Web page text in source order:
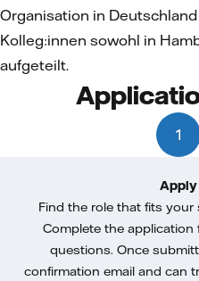
Organisation in
Kolleg:innen sowohl in
aufgeteilt.
1
Apply
Find the role that fits your
Complete the application
questions. Once
confirmation email and can